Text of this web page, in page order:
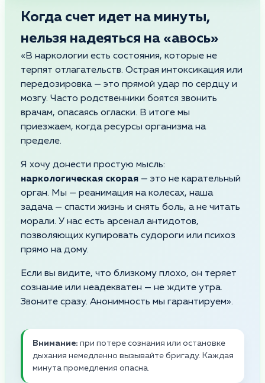
Когда счет идет на минуты,
нельзя надеяться на «авось»
«В наркологии есть состояния, которые не
терпят отлагательств. Острая интоксикация или
передозировка — это прямой удар по сердцу и
мозгу. Часто родственники боятся звонить
врачам, опасаясь огласки. В итоге мы
приезжаем, когда ресурсы организма на
пределе.
Я хочу донести простую мысль:
наркологическая скорая — это не карательный
орган. Мы — реанимация на колесах, наша
задача — спасти жизнь и снять боль, а не читать
морали. У нас есть арсенал антидотов,
позволяющих купировать судороги или психоз
прямо на дому.
Если вы видите, что близкому плохо, он теряет
сознание или неадекватен — не ждите утра.
Звоните сразу. Анонимность мы гарантируем».
Внимание: при потере сознания или остановке
дыхания немедленно вызывайте бригаду. Каждая
минута промедления опасна.